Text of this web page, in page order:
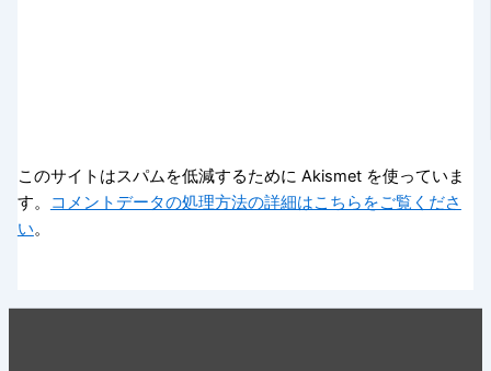
このサイトはスパムを低減するために Akismet を使っていま
す。
コメントデータの処理方法の詳細はこちらをご覧くださ
い。